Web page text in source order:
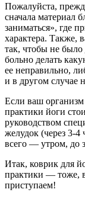
Пожалуйста,
сначала материал
заниматься», где
характера. Также,
так, чтобы не
больно делать
ее неправильно,
и в другом случае
Если ваш организм
практики йоги
руководством
желудок (через 3-
всего — утром, до
Итак, коврик для
практики — тоже,
приступаем!